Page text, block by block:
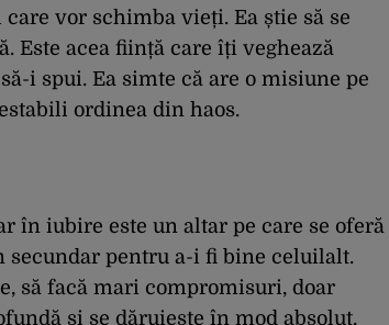
vor schimba vieți. Ea știe să se
Este acea ființă care îți veghează
i spui. Ea simte că are o misiune pe
ordinea din haos.
în iubire este un altar pe care se oferă
secundar pentru a-i fi bine celuilalt.
să facă mari compromisuri, doar
și se dăruiește în mod absolut.